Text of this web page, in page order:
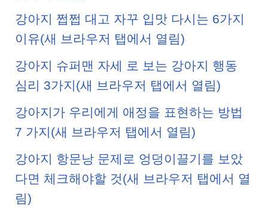
허스키 하울링 짖음 총정
리 11가지 속사정
강아지 쩝쩝 대고 자꾸 입맛 다시는 6가지
이유(새 브라우저 탭에서 열림)
강아지 슈퍼맨 자세 로 보는 강아지 행동
심리 3가지(새 브라우저 탭에서 열림)
강아지가 우리에게 애정을 표현하는 방법
7 가지(새 브라우저 탭에서 열림)
강아지 항문낭 문제로 엉덩이끌기를 보았
다면 체크해야할 것(새 브라우저 탭에서 열
림)